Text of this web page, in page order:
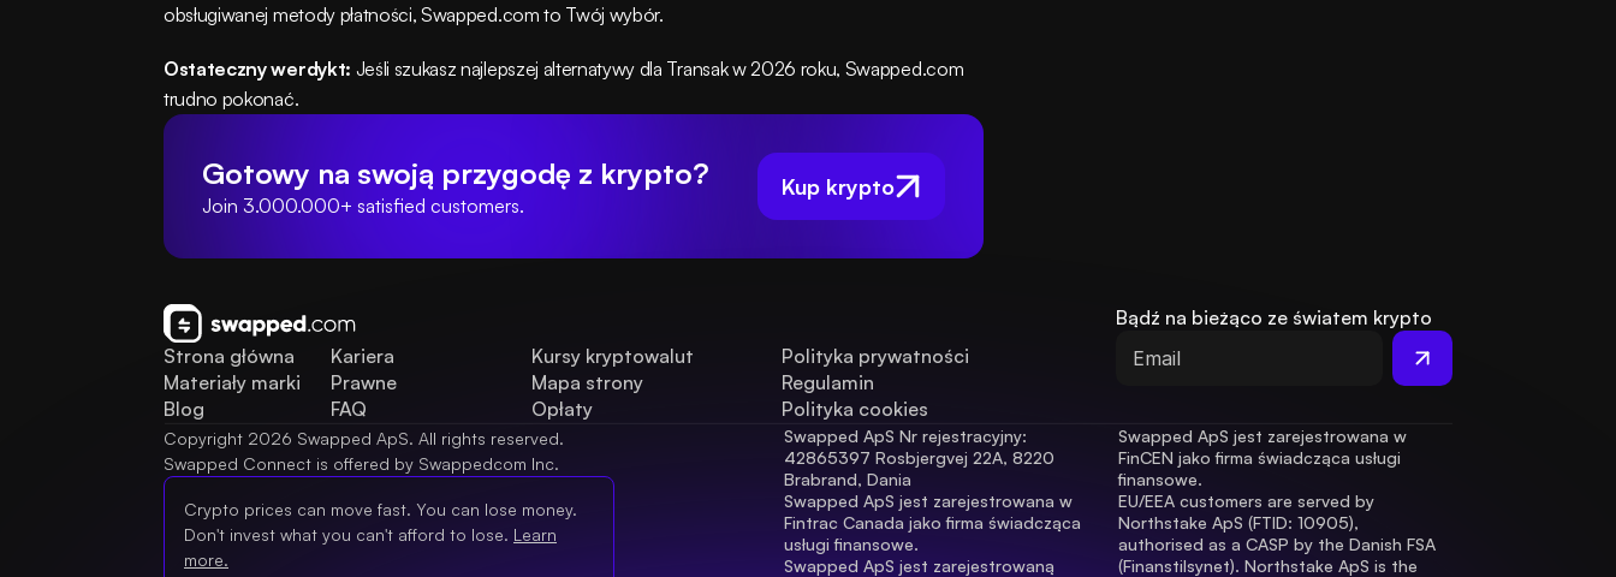
obsługiwanej metody płatności, Swapped.com to Twój wybór.
Ostateczny werdykt: Jeśli szukasz najlepszej alternatywy dla Transak w 2026 roku, Swapped.com
trudno pokonać.
Gotowy na swoją przygodę z krypto?
Join 3.000.000+ satisfied customers.
Kup krypto
Strona główna
Materiały marki
Blog
Kariera
Prawne
FAQ
Kursy kryptowalut
Mapa strony
Opłaty
Polityka prywatności
Regulamin
Polityka cookies
Bądź na bieżąco ze światem krypto
Copyright 2026 Swapped ApS. All rights reserved.
Swapped Connect is offered by Swappedcom Inc.
Crypto prices can move fast. You can lose money.
Don't invest what you can't afford to lose. Learn
more.
Swapped ApS Nr rejestracyjny:
42865397 Rosbjergvej 22A, 8220
Brabrand, Dania
Swapped ApS jest zarejestrowana w
Fintrac Canada jako firma świadcząca
usługi finansowe.
Swapped ApS jest zarejestrowaną
Swapped ApS jest zarejestrowana w
FinCEN jako firma świadcząca usługi
finansowe.
EU/EEA customers are served by
Northstake ApS (FTID: 10905),
authorised as a CASP by the Danish FSA
(Finanstilsynet). Northstake ApS is the